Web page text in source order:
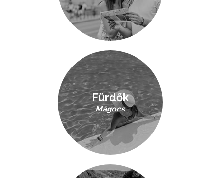
Fürdők
Mágocs